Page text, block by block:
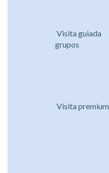
Visita guiada
grupos
Visita premium